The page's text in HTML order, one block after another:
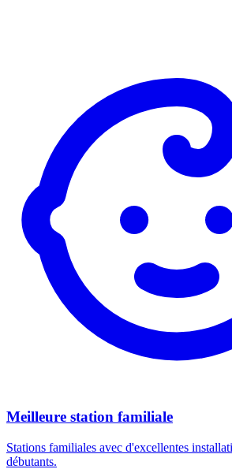
Meilleure station familiale
Stations familiales avec d'excellentes
débutants.